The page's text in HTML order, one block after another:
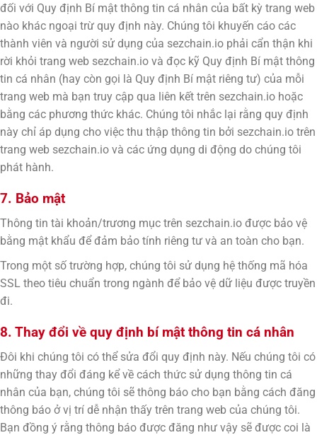
đối với Quy định Bí mật thông tin cá nhân của bất kỳ trang web
nào khác ngoại trừ quy định này. Chúng tôi khuyến cáo các
thành viên và người sử dụng của sezchain.io phải cẩn thận khi
rời khỏi trang web sezchain.io và đọc kỹ Quy định Bí mật thông
tin cá nhân (hay còn gọi là Quy định Bí mật riêng tư) của mỗi
trang web mà bạn truy cập qua liên kết trên sezchain.io hoặc
bằng các phương thức khác. Chúng tôi nhắc lại rằng quy định
này chỉ áp dụng cho việc thu thập thông tin bởi sezchain.io trên
trang web sezchain.io và các ứng dụng di động do chúng tôi
phát hành.
7. Bảo mật
Thông tin tài khoản/trương mục trên sezchain.io được bảo vệ
bằng mật khẩu để đảm bảo tính riêng tư và an toàn cho bạn.
Trong một số trường hợp, chúng tôi sử dụng hệ thống mã hóa
SSL theo tiêu chuẩn trong ngành để bảo vệ dữ liệu được truyền
đi.
8. Thay đổi về quy định bí mật thông tin cá nhân
Đôi khi chúng tôi có thể sửa đổi quy định này. Nếu chúng tôi có
những thay đổi đáng kể về cách thức sử dụng thông tin cá
nhân của bạn, chúng tôi sẽ thông báo cho bạn bằng cách đăng
thông báo ở vị trí dễ nhận thấy trên trang web của chúng tôi.
Bạn đồng ý rằng thông báo được đăng như vậy sẽ được coi là